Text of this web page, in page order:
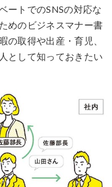
ートでのSNSの対応な
めのビジネスマナー書
の取得や出産・育児、
として知っておきたい